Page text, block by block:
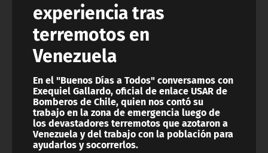
experiencia tras
terremotos en
Venezuela
En el "Buenos Días a Todos" conversamos con
Exequiel Gallardo, oficial de enlace USAR de
Bomberos de Chile, quien nos contó su
trabajo en la zona de emergencia luego de
los devastadores terremotos que azotaron a
Venezuela y del trabajo con la población para
ayudarlos y socorrerlos.